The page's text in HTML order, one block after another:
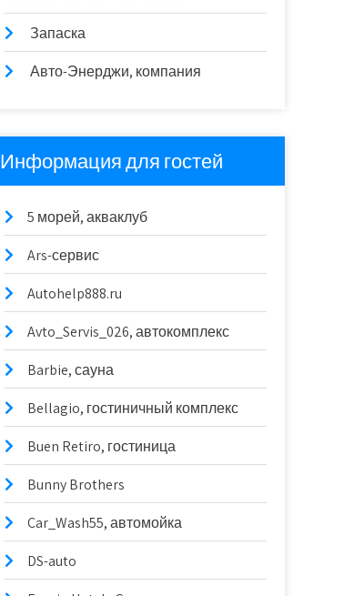
Запаска
Авто-Энерджи, компания
Информация для гостей
5 морей, акваклуб
Ars-сервис
Autohelp888.ru
Avto_Servis_026, автокомплекс
Barbie, сауна
Bellagio, гостиничный комплекс
Buen Retiro, гостиница
Bunny Brothers
Car_Wash55, автомойка
DS-auto